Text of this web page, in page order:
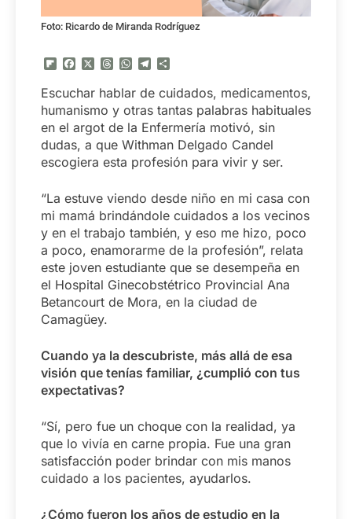
Foto: Ricardo de Miranda Rodríguez
Flipboard
Facebook
X Threads
WhatsApp
Telegram
Escuchar hablar de cuidados, medicamentos,
humanismo y otras tantas palabras habituales
en el argot de la Enfermería motivó, sin
dudas, a que Withman Delgado Candel
escogiera esta profesión para vivir y ser.
“La estuve viendo desde niño en mi casa con
mi mamá brindándole cuidados a los vecinos
y en el trabajo también, y eso me hizo, poco
a poco, enamorarme de la profesión”, relata
este joven estudiante que se desempeña en
el Hospital Ginecobstétrico Provincial Ana
Betancourt de Mora, en la ciudad de
Camagüey.
Cuando ya la descubriste, más allá de esa
visión que tenías familiar, ¿cumplió con tus
expectativas?
“Sí, pero fue un choque con la realidad, ya
que lo vivía en carne propia. Fue una gran
satisfacción poder brindar con mis manos
cuidado a los pacientes, ayudarlos.
¿Cómo fueron los años de estudio en la